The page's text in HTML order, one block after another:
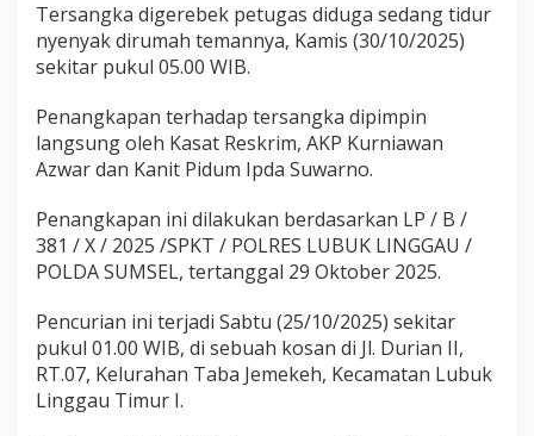
Tersangka digerebek petugas diduga sedang tidur
nyenyak dirumah temannya, Kamis (30/10/2025)
sekitar pukul 05.00 WIB.
Penangkapan terhadap tersangka dipimpin
langsung oleh Kasat Reskrim, AKP Kurniawan
Azwar dan Kanit Pidum Ipda Suwarno.
Penangkapan ini dilakukan berdasarkan LP / B /
381 / X / 2025 /SPKT / POLRES LUBUK LINGGAU /
POLDA SUMSEL, tertanggal 29 Oktober 2025.
Pencurian ini terjadi Sabtu (25/10/2025) sekitar
pukul 01.00 WIB, di sebuah kosan di Jl. Durian II,
RT.07, Kelurahan Taba Jemekeh, Kecamatan Lubuk
Linggau Timur I.